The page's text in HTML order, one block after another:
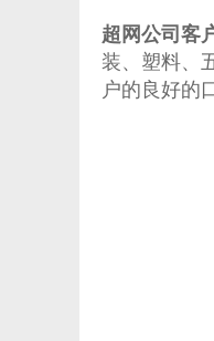
超网公司客
装、塑料、
户的良好的